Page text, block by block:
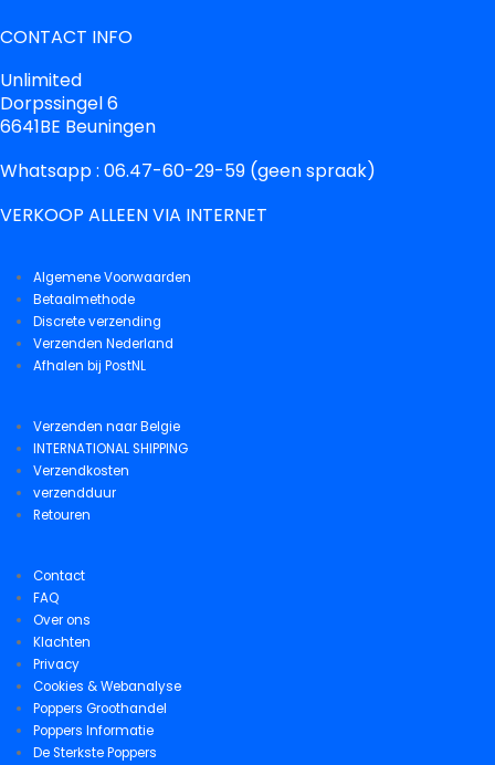
CONTACT INFO
Unlimited
Dorpssingel 6
6641BE Beuningen
Whatsapp : 06.47-60-29-59 (geen spraak)
VERKOOP ALLEEN VIA INTERNET
Algemene Voorwaarden
Betaalmethode
Discrete verzending
Verzenden Nederland
Afhalen bij PostNL
Verzenden naar Belgie
INTERNATIONAL SHIPPING
Verzendkosten
verzendduur
Retouren
Contact
FAQ
Over ons
Klachten
Privacy
Cookies & Webanalyse
Poppers Groothandel
Poppers Informatie
De Sterkste Poppers